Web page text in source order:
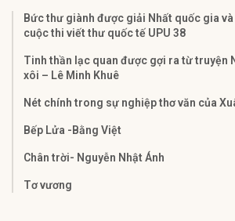
Bức thư giành được giải Nhất quốc gia
cuộc thi viết thư quốc tế UPU 38
Tinh thần lạc quan được gợi ra từ truyện
xôi – Lê Minh Khuê
Nét chính trong sự nghiệp thơ văn của
Bếp Lửa -Bằng Việt
Chân trời- Nguyễn Nhật Ánh
Tơ vương